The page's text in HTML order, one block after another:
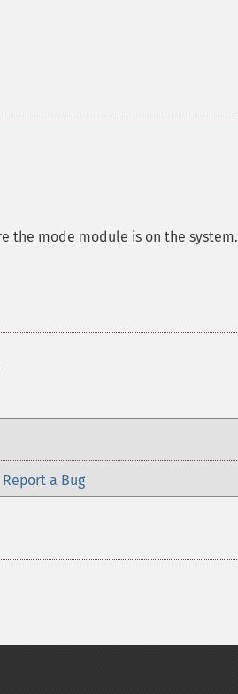
the mode module is on the system.
Report a Bug